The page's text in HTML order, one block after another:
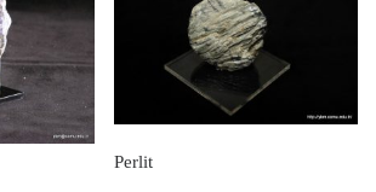
Perlit